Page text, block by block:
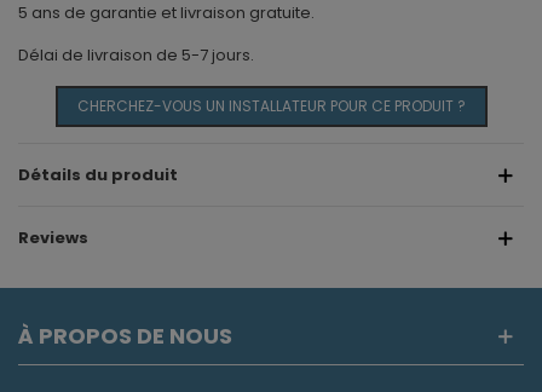
5 ans de garantie et livraison gratuite.
Délai de livraison de 5-7 jours.
CHERCHEZ-VOUS UN INSTALLATEUR POUR CE PRODUIT ?
Détails du produit
Reviews
À PROPOS DE NOUS